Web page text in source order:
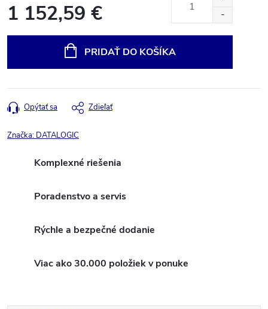
1 152,59 €
PRIDAŤ DO KOŠÍKA
Opýtať sa Zdieľať
Značka: DATALOGIC
Komplexné riešenia
Poradenstvo a servis
Rýchle a bezpečné dodanie
Viac ako 30.000 položiek v ponuke